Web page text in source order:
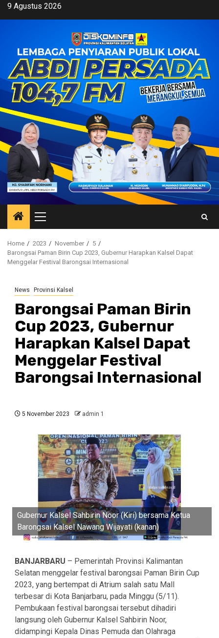
Skip9 Agustus 2026
Primary
Menu
Home 2023 November
5
Barongsai Paman Birin Cup 2023, Gubernur Harapkan Kalsel Dapat
Menggelar Festival Barongsai Internasional
News Provinsi Kalsel
Barongsai Paman Birin
Cup 2023, Gubernur
Harapkan Kalsel Dapat
Menggelar Festival
Barongsai Internasional
5 November 2023 admin 1
Gubernur Kalsel Sahbirin Noor (Kiri) bersama Ketua
Barongsai Kalsel Nawang Wijayati (kanan)
BANJARBARU – Pemerintah Provinsi Kalimantan
Selatan menggelar festival barongsai Paman Birin Cup
2023, yang bertempat di Atrium salah satu Mall
terbesar di Kota Banjarbaru, pada Minggu (5/11).
Pembukaan festival barongsai tersebut dihadiri
langsung oleh Gubernur Kalsel Sahbirin Noor,
didampingi Kepala Dinas Pemuda dan Olahraga